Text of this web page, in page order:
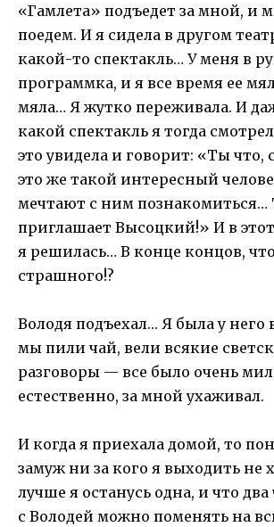
«Гамлета» подъедет за мной, и
поедем. И я сидела в другом
какой-то спектакль… У меня в
программка, и я все время ее
мяла… Я жутко переживала. И
какой спектакль я тогда
это увидела и говорит: «Ты что,
это же такой интересный
мечтают с ним познакомиться…
приглашает Высоцкий!» И в
я решилась… В конце концов,
страшного!?
Володя подъехал… Я была у него
мы пили чай, вели всякие
разговоры — все было очень
естественно, за мной ухаживал.
И когда я приехала домой, то
замуж ни за кого я выходить не
лучше я останусь одна, и что
с Володей можно поменять на